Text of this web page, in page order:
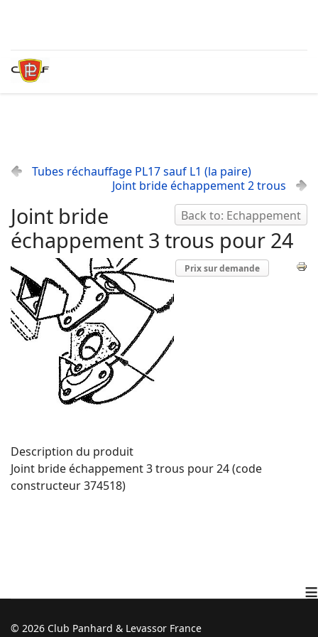
Tubes réchauffage PL17 sauf L1 (la paire)
Joint bride échappement 2 trous
Back to: Echappement
Joint bride
échappement 3 trous pour 24
Prix sur demande
Description du produit
Joint bride échappement 3 trous pour 24 (code
constructeur 374518)
≡
© 2026 Club Panhard & Levassor France